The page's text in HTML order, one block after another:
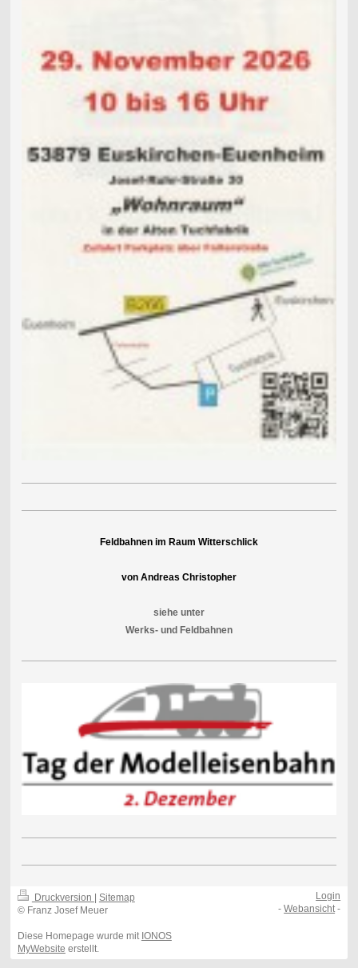
Feldbahnen im Raum Witterschlick
von Andreas Christopher
siehe unter
Werks- und Feldbahnen
Druckversion
Sitemap
© Franz Josef Meuer
Diese Homepage wurde mit IONOS
MyWebsite erstellt.
Login
-Webansicht-